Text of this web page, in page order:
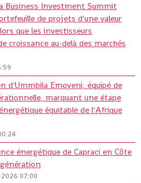
Business Investment Summit
de projets d'une valeur
que les investisseurs
croissance au-delà des marchés
d'Ummbila Emoyeni, équipé de
marquant une étape
équitable de l'Afrique
énergétique de Capraci en Côte
2026 07:00